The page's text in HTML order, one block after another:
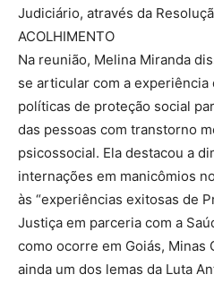
Judiciário, através da
ACOLHIMENTO
Na reunião, Melina Miranda
se articular com a experiência
políticas de proteção social
das pessoas com transtorno
psicossocial. Ela destacou a
internações em manicômios
às “experiências exitosas de
Justiça em parceria com a
como ocorre em Goiás, Minas
ainda um dos lemas da Luta